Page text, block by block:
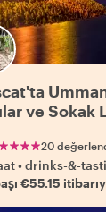
ve Sokak
20
•drinks-&-
€55.15